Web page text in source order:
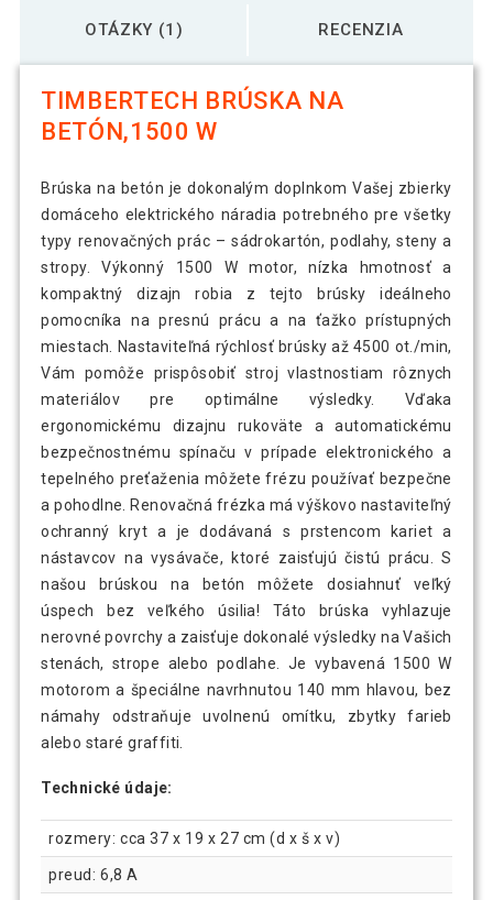
OTÁZKY (1) RECENZIA
TIMBERTECH BRÚSKA NA
BETÓN,1500 W
Brúska na betón je dokonalým doplnkom Vašej zbierky
domáceho elektrického náradia potrebného pre všetky
typy renovačných prác – sádrokartón, podlahy, steny a
stropy. Výkonný 1500 W motor, nízka hmotnosť a
kompaktný dizajn robia z tejto brúsky ideálneho
pomocníka na presnú prácu a na ťažko prístupných
miestach. Nastaviteľná rýchlosť brúsky až 4500 ot./min,
Vám pomôže prispôsobiť stroj vlastnostiam rôznych
materiálov pre optimálne výsledky. Vďaka
ergonomickému dizajnu rukoväte a automatickému
bezpečnostnému spínaču v prípade elektronického a
tepelného preťaženia môžete frézu používať bezpečne
a pohodlne. Renovačná frézka má výškovo nastaviteľný
ochranný kryt a je dodávaná s prstencom kariet a
nástavcov na vysávače, ktoré zaisťujú čistú prácu. S
našou brúskou na betón môžete dosiahnuť veľký
úspech bez veľkého úsilia! Táto brúska vyhlazuje
nerovné povrchy a zaisťuje dokonalé výsledky na Vašich
stenách, strope alebo podlahe. Je vybavená 1500 W
motorom a špeciálne navrhnutou 140 mm hlavou, bez
námahy odstraňuje uvolnenú omítku, zbytky farieb
alebo staré graffiti.
Technické údaje:
rozmery: cca 37 x 19 x 27 cm (d x š x v)
preud: 6,8 A